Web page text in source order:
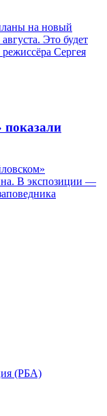
на новый
Это будет
Сергея
показали
В экспозиции —
(РБА)